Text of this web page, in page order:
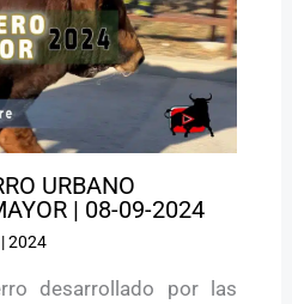
URBANO
| 08-09-2024
2024
desarrollado por las